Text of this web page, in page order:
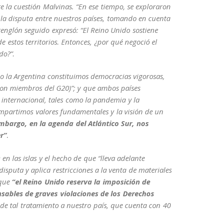
la cuestión Malvinas. “En ese tiempo, se exploraron
disputa entre nuestros países, tomando en cuenta
seguido expresó: “El Reino Unido sostiene
estos territorios. Entonces, ¿por qué negoció el
la Argentina constituimos democracias vigorosas,
miembros del G20)”; y que ambos países
tales como la pandemia y la
valores fundamentales y la visión de un
en la agenda del Atlántico Sur, nos
.
las islas y el hecho de que “lleva adelante
y aplica restricciones a la venta de materiales
“el Reino Unido reserva la imposición de
de graves violaciones de los Derechos
tal tratamiento a nuestro país, que cuenta con 40